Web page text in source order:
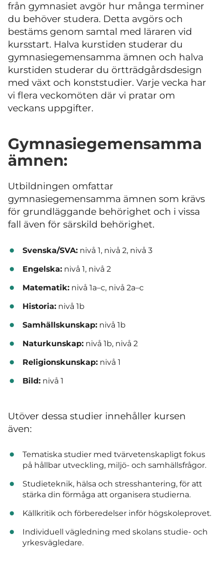
från gymnasiet avgör hur många terminer
du behöver studera. Detta avgörs och
bestäms genom samtal med läraren vid
kursstart. Halva kurstiden studerar du
gymnasiegemensamma ämnen och halva
kurstiden studerar du örtträdgårdsdesign
med växt och konststudier. Varje vecka har
vi flera veckomöten där vi pratar om
veckans uppgifter.
Gymnasiegemensamma
ämnen:
Utbildningen omfattar
gymnasiegemensamma ämnen som krävs
för grundläggande behörighet och i vissa
fall även för särskild behörighet.
Svenska/SVA:nivå 1, nivå 2, nivå 3
Engelska:nivå 1, nivå 2
Matematik:nivå 1a–c, nivå 2a–c
Historia:nivå 1b
Samhällskunskap:nivå 1b
Naturkunskap:nivå 1b, nivå 2
Religionskunskap:nivå 1
Bild:nivå 1
Utöver dessa studier innehåller kursen
även:
Tematiska studier med tvärvetenskapligt fokus
på hållbar utveckling, miljö- och samhällsfrågor.
Studieteknik, hälsa och stresshantering, för att
stärka din förmåga att organisera studierna.
Källkritik och förberedelser inför högskoleprovet.
Individuell vägledning med skolans studie- och
yrkesvägledare.